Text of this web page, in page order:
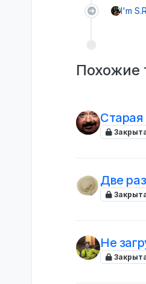
I'm
Похожие
Старая
Две
Не